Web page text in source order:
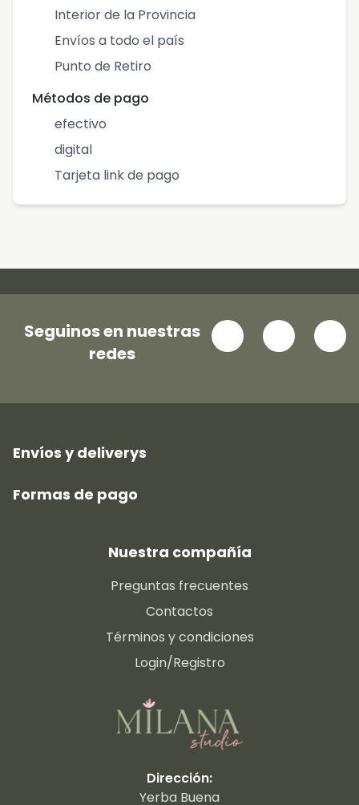
Interior de la Provincia
Envíos a todo el país
Punto de Retiro
Métodos de pago
efectivo
digital
Tarjeta link de pago
Seguinos en nuestras
redes
Envíos y deliverys
Formas de pago
Nuestra compañía
Preguntas frecuentes
Contactos
Términos y condiciones
Login/Registro
Dirección:
Yerba Buena